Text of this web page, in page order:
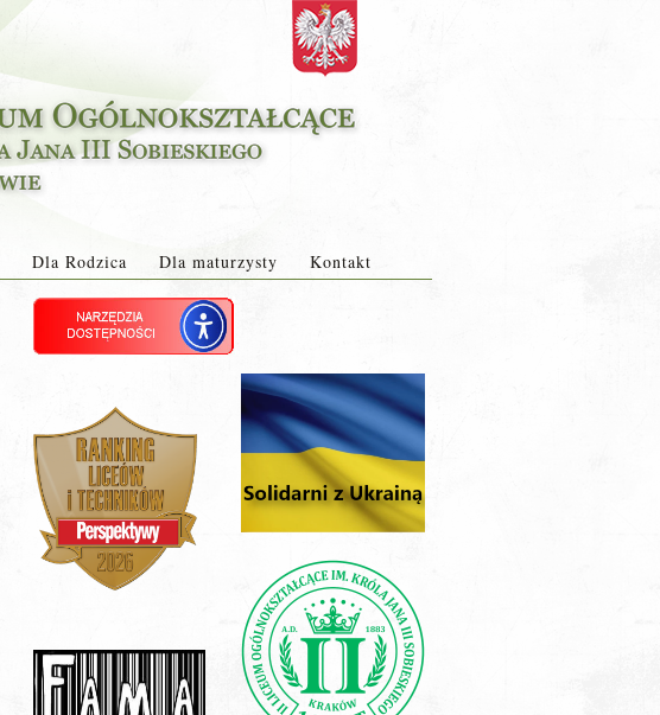
Dla Rodzica Dla maturzysty Kontakt